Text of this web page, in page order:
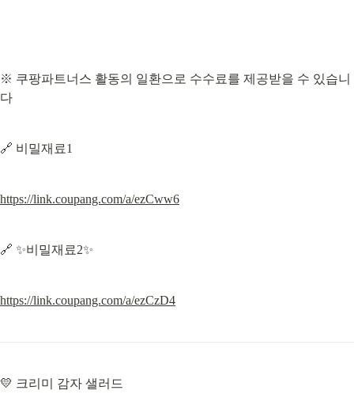
※ 쿠팡파트너스 활동의 일환으로 수수료를 제공받을 수 있습니
다
🔗 비밀재료1
https://link.coupang.com/a/ezCww6
🔗 ✨비밀재료2✨
https://link.coupang.com/a/ezCzD4
💛 크리미 감자 샐러드